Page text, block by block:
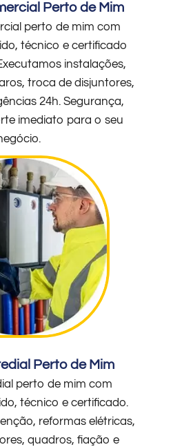
Perto de Mim
perto de mim com
técnico e certificado
instalações,
troca de disjuntores,
24h. Segurança,
imediato para o seu
Perto de Mim
perto de mim com
técnico e certificado.
reformas elétricas,
quadros, fiação e